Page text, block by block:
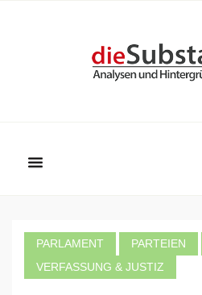
PARLAMENT PARTEIEN
VERFASSUNG & JUSTIZ